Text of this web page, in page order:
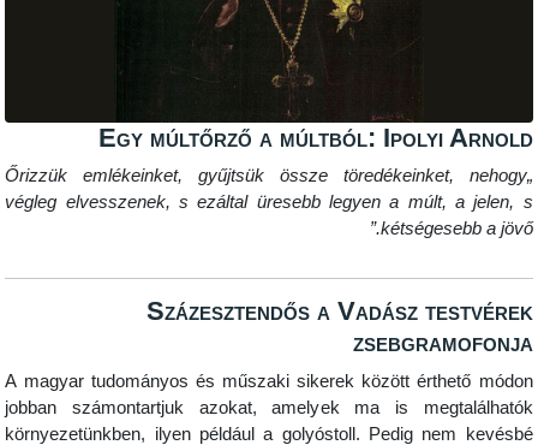
Egy múltőrző a múltból: Ipolyi
„Őrizzük emlékeinket, gyűjtsük össze töredékeinket,
végleg elvesszenek, s ezáltal üresebb legyen a múlt, a
kétségesebb a
Százesztendős a Vadász
A magyar tudományos és műszaki sikerek között érthető
jobban számontartjuk azokat, amelyek ma is
környezetünkben, ilyen például a golyóstoll. Pedig nem